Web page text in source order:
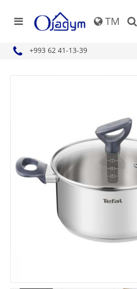
TM
+993 62 41-13-39